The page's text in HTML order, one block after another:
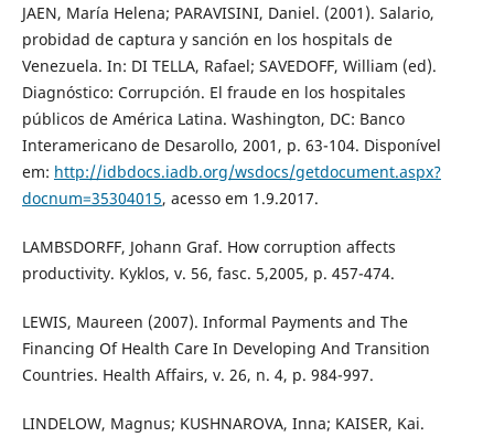
JAEN, María Helena; PARAVISINI, Daniel. (2001). Salario,
probidad de captura y sanción en los hospitals de
Venezuela. In: DI TELLA, Rafael; SAVEDOFF, William (ed).
Diagnóstico: Corrupción. El fraude en los hospitales
públicos de América Latina. Washington, DC: Banco
Interamericano de Desarollo, 2001, p. 63-104. Disponível
em: http://idbdocs.iadb.org/wsdocs/getdocument.aspx?
docnum=35304015, acesso em 1.9.2017.
LAMBSDORFF, Johann Graf. How corruption affects
productivity. Kyklos, v. 56, fasc. 5,2005, p. 457-474.
LEWIS, Maureen (2007). Informal Payments and The
Financing Of Health Care In Developing And Transition
Countries. Health Affairs, v. 26, n. 4, p. 984-997.
LINDELOW, Magnus; KUSHNAROVA, Inna; KAISER, Kai.